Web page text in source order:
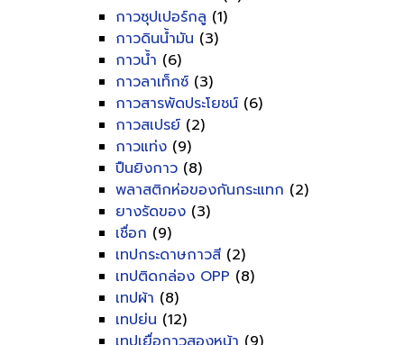
กาวซุปเปอร์กลู (1)
กาวดินน้ำมัน (3)
กาวน้ำ (6)
กาวลาเท็กซ์ (3)
กาวสารพัดประโยชน์ (6)
กาวสเปรย์ (2)
กาวแท่ง (9)
ปืนยิงกาว (8)
พลาสติกห่อของกันกระแทก (2)
ยางรัดของ (3)
เชื่อก (9)
เทปกระดาษกาวสี (2)
เทปติดกล่อง OPP (8)
เทปผ้า (8)
เทปย่น (12)